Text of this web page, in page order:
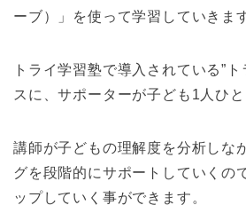
ーブ）」を使って学習していきま
トライ学習塾で導入されている”
スに、サポーターが子ども1人ひと
講師が子どもの理解度を分析しな
グを段階的にサポートしていくの
ップしていく事ができます。